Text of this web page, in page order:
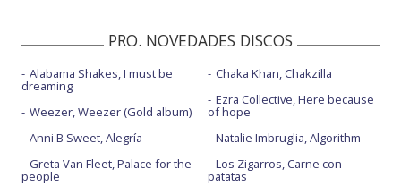
PRO. NOVEDADES DISCOS
Alabama Shakes, I must be
dreaming
Weezer, Weezer (Gold album)
Anni B Sweet, Alegría
Greta Van Fleet, Palace for the
people
Chaka Khan, Chakzilla
Ezra Collective, Here because
of hope
Natalie Imbruglia, Algorithm
Los Zigarros, Carne con
patatas